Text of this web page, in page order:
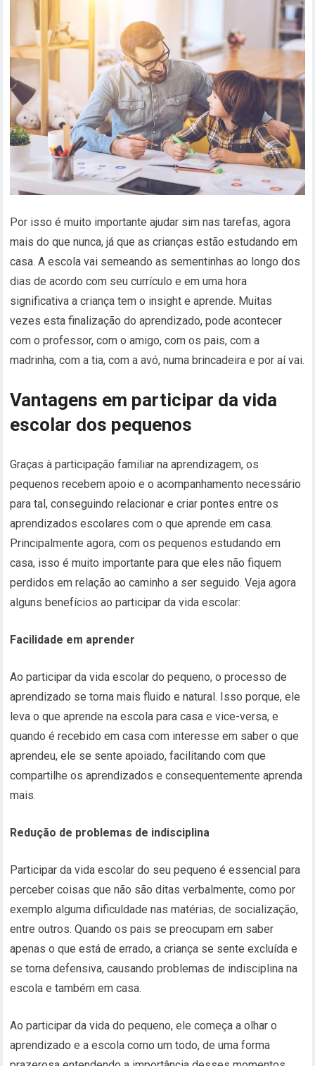
Por isso é muito importante ajudar sim nas tarefas, agora
mais do que nunca, já que as crianças estão estudando em
casa. A escola vai semeando as sementinhas ao longo dos
dias de acordo com seu currículo e em uma hora
significativa a criança tem o insight e aprende. Muitas
vezes esta finalização do aprendizado, pode acontecer
com o professor, com o amigo, com os pais, com a
madrinha, com a tia, com a avó, numa brincadeira e por aí vai.
Vantagens em participar da vida
escolar dos pequenos
Graças à participação familiar na aprendizagem, os
pequenos recebem apoio e o acompanhamento necessário
para tal, conseguindo relacionar e criar pontes entre os
aprendizados escolares com o que aprende em casa.
Principalmente agora, com os pequenos estudando em
casa, isso é muito importante para que eles não fiquem
perdidos em relação ao caminho a ser seguido. Veja agora
alguns benefícios ao participar da vida escolar:
Facilidade em aprender
Ao participar da vida escolar do pequeno, o processo de
aprendizado se torna mais fluido e natural. Isso porque, ele
leva o que aprende na escola para casa e vice-versa, e
quando é recebido em casa com interesse em saber o que
aprendeu, ele se sente apoiado, facilitando com que
compartilhe os aprendizados e consequentemente aprenda
mais.
Redução de problemas de indisciplina
Participar da vida escolar do seu pequeno é essencial para
perceber coisas que não são ditas verbalmente, como por
exemplo alguma dificuldade nas matérias, de socialização,
entre outros. Quando os pais se preocupam em saber
apenas o que está de errado, a criança se sente excluída e
se torna defensiva, causando problemas de indisciplina na
escola e também em casa.
Ao participar da vida do pequeno, ele começa a olhar o
aprendizado e a escola como um todo, de uma forma